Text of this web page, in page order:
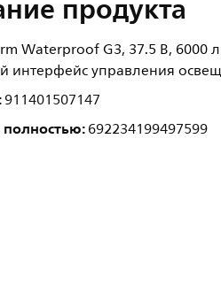
Waterproof G3, 37.5 В, 6000
интерфейс управления
911401507147
полностью:692234199497599